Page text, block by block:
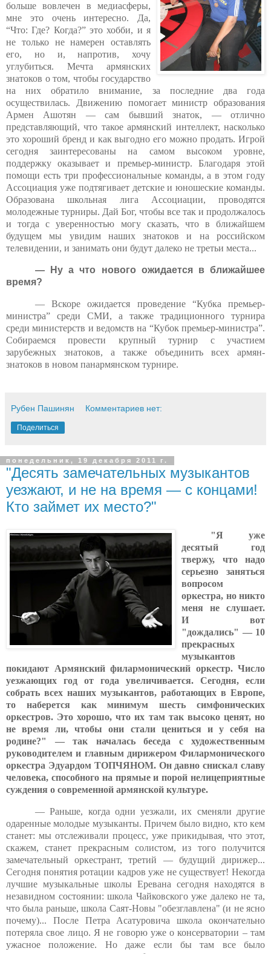
больше вовлечен в медиасферы,
мне это очень интересно. Да,
“Что: Где? Когда?” это хобби, и я
не только не намерен оставлять
его, но и, напротив, хочу
углубиться. Мечта армянских
знатоков о том, чтобы государство
на них обратило внимание, за последние два года
осуществилась. Движению помогает министр образования
Армен Ашотян — сам бывший знаток, — отлично
представляющий, что такое армянский интеллект, насколько
это хороший бренд и как выгодно его можно продать. Игрой
сегодня заинтересованы на самом высоком уровне,
поддержку оказывает и премьер-министр. Благодаря этой
помощи есть три профессиональные команды, а в этом году
Ассоциация уже подтягивает детские и юношеские команды.
Образована школьная лига Ассоциации, проводятся
молодежные турниры. Дай Бог, чтобы все так и продолжалось
и тогда с уверенностью могу сказать, что в ближайшем
будущем мы увидим наших знатоков и на российском
телевидении, и занимать они будут далеко не третьи места...
— Ну а что нового ожидается в ближайшее
время?
— Вскоре ожидается проведение “Кубка премьер-
министра” среди СМИ, а также традиционного турнира
среди министерств и ведомств на “Кубок премьер-министра”.
Собираемся провести крупный турнир с участием
зарубежных знатоков, а также объединить всех армян-
знатоков в новом панармянском турнире.
Рубен Пашинян Комментариев нет:
Поделиться
понедельник, 19 декабря 2011 г.
"Десять замечательных музыкантов
уезжают, и не на время — с концами!
Кто займет их место?"
"Я уже
десятый год
твержу, что надо
серьезно заняться
вопросом
оркестра, но никто
меня не слушает.
И вот
"дождались" — 10
прекрасных
музыкантов
покидают Армянский филармонический оркестр. Число
уезжающих год от года увеличивается. Сегодня, если
собрать всех наших музыкантов, работающих в Европе,
то наберется как минимум шесть симфонических
оркестров. Это хорошо, что их там так высоко ценят, но
не время ли, чтобы они стали цениться и у себя на
родине?" — так началась беседа с художественным
руководителем и главным дирижером Филармонического
оркестра Эдуардом ТОПЧЯНОМ. Он давно снискал славу
человека, способного на прямые и порой нелицеприятные
суждения о современной армянской культуре.
— Раньше, когда одни уезжали, их сменяли другие
одаренные молодые музыканты. Причем было видно, кто кем
станет: мы отслеживали процесс, уже прикидывая, что этот,
скажем, станет прекрасным солистом, из того получится
замечательный оркестрант, третий — будущий дирижер...
Сегодня понятия ротации кадров уже не существует! Некогда
лучшие музыкальные школы Еревана сегодня находятся в
незавидном состоянии: школа Чайковского уже далеко не та,
что была раньше, школа Саят-Новы "обезглавлена" (и не ясно
почему)... После Петра Асатуровича школа окончательно
потеряла свое лицо. Я не говорю уже о консерватории – там
ужасное положение. Но даже если бы там все было